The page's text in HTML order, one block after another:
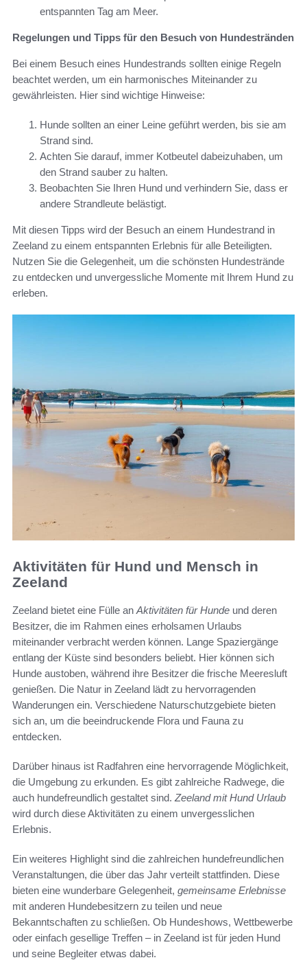
entspannten Tag am Meer.
Regelungen und Tipps für den Besuch von Hundestränden
Bei einem Besuch eines Hundestrands sollten einige Regeln
beachtet werden, um ein harmonisches Miteinander zu
gewährleisten. Hier sind wichtige Hinweise:
Hunde sollten an einer Leine geführt werden, bis sie am
Strand sind.
Achten Sie darauf, immer Kotbeutel dabeizuhaben, um
den Strand sauber zu halten.
Beobachten Sie Ihren Hund und verhindern Sie, dass er
andere Strandleute belästigt.
Mit diesen Tipps wird der Besuch an einem Hundestrand in
Zeeland zu einem entspannten Erlebnis für alle Beteiligten.
Nutzen Sie die Gelegenheit, um die schönsten Hundestrände
zu entdecken und unvergessliche Momente mit Ihrem Hund zu
erleben.
Aktivitäten für Hund und Mensch in
Zeeland
Zeeland bietet eine Fülle an Aktivitäten für Hunde und deren
Besitzer, die im Rahmen eines erholsamen Urlaubs
miteinander verbracht werden können. Lange Spaziergänge
entlang der Küste sind besonders beliebt. Hier können sich
Hunde austoben, während ihre Besitzer die frische Meeresluft
genießen. Die Natur in Zeeland lädt zu hervorragenden
Wanderungen ein. Verschiedene Naturschutzgebiete bieten
sich an, um die beeindruckende Flora und Fauna zu
entdecken.
Darüber hinaus ist Radfahren eine hervorragende Möglichkeit,
die Umgebung zu erkunden. Es gibt zahlreiche Radwege, die
auch hundefreundlich gestaltet sind. Zeeland mit Hund Urlaub
wird durch diese Aktivitäten zu einem unvergesslichen
Erlebnis.
Ein weiteres Highlight sind die zahlreichen hundefreundlichen
Veranstaltungen, die über das Jahr verteilt stattfinden. Diese
bieten eine wunderbare Gelegenheit, gemeinsame Erlebnisse
mit anderen Hundebesitzern zu teilen und neue
Bekanntschaften zu schließen. Ob Hundeshows, Wettbewerbe
oder einfach gesellige Treffen – in Zeeland ist für jeden Hund
und seine Begleiter etwas dabei.